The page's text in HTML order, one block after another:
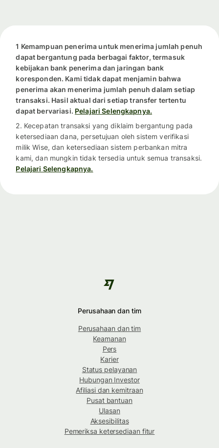
1 Kemampuan penerima untuk menerima jumlah penuh
dapat bergantung pada berbagai faktor, termasuk
kebijakan bank penerima dan jaringan bank
koresponden. Kami tidak dapat menjamin bahwa
penerima akan menerima jumlah penuh dalam setiap
transaksi. Hasil aktual dari setiap transfer tertentu
dapat bervariasi. Pelajari Selengkapnya.
2. Kecepatan transaksi yang diklaim bergantung pada
ketersediaan dana, persetujuan oleh sistem verifikasi
milik Wise, dan ketersediaan sistem perbankan mitra
kami, dan mungkin tidak tersedia untuk semua transaksi.
Pelajari Selengkapnya.
Perusahaan dan tim
Perusahaan dan tim
Keamanan
Pers
Karier
Status pelayanan
Hubungan Investor
Afiliasi dan kemitraan
Pusat bantuan
Ulasan
Aksesibilitas
Pemeriksa ketersediaan fitur